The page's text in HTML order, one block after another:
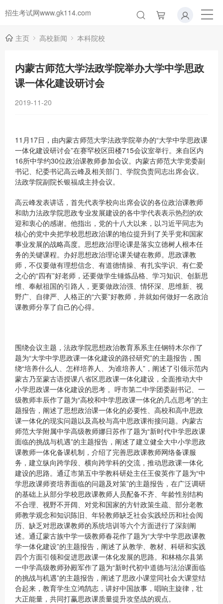
招生考试网www.gk114.com
主页 高校新闻 本科院校
内蒙古师范大学法政学院举办大学中学思政
课一体化建设研讨会
2019-11-20
11月17日，由内蒙古师范大学法政学院举办的“大学中学思政课
一体化建设研讨会”在赛罕校区田楼715会议室举行。来自区内
16所中学约30位政治课教师参加会议。内蒙古师范大学党委副
书记、纪委书记高云峰及相关部门、学院负责同志出席会议。
法政学院副院长银福成主持会议。
高云峰发表讲话，首先代表学校向出席会议的各位政治课教师
和助力法政学院思政专业发展建设的各中学代表表示热烈的欢
迎和衷心的感谢。他指出，党的十八大以来，以习近平同志为
核心的党中央把学校思想政治课的地位提升到了关乎党和国家
事业发展的战略高度。思想政治理论课是落实立德树人根本任
务的关键课程。办好思想政治理论课关键在教师。思政课教
师，不仅要做有理想信念、有道德情操、有扎实学识、有仁爱
之心的“四有”好老师，还要做学生锤炼品格、学习知识、创新思
维、奉献祖国的引路人，更要做政治强、情怀深、思维新、视
野广、自律严、人格正的“六要”好教师，并就如何做好一名政治
课教师分享了自己的心得。
围绕会议主题，法政学院思想政治教育系系主任钢特木尔作了
题为“大学中学思政课一体化建设的路径研究”的主题报告，围
绕“培养什么人、怎样培养人、为谁培养人”，阐述了引领示范内
蒙古乃至蒙古语授课八省区思政课一体化建设，全面推动大中
小学思政课一体化建设的思考 。呼市第二中学团委副书记、一
级教师丰辰作了题为“高校和中学思政课一体化的几点思考”的主
题报告，阐述了思想政治课一体化的必要性、高校和高中思政
课一体化的现实问题以及高校与高中思政课衔接问题。内蒙古
师范大学附属中学高级教师娜日苏作了题为“新时代中学思政课
面临的挑战与机遇”的主题报告，阐述了建立健全大中小学思政
课教师一体化备课机制，介绍了完善思政课教师网络备课服
务，建立纵向跨学段、横向跨学科的交流，推动思政课一体化
建设的思路。通辽市第五中学教科研处主任王俊英作了题为“中
学思政课师资培养面临的问题及对策”的主题报告，在广泛调研
的基础上从部分学校思政课教师人员配备不齐、年龄性别结构
不合理、视野不开阔、对党和国家的方针政策生疏、部分老教
师教学观念和知识陈旧、年轻教师缺乏社会实践经历和社会阅
历、缺乏对思政课教师的系统培训等六个方面进行了深刻阐
述。通辽蒙古族中学一级教师春花作了题为“大学中学思政课教
学一体化建设”的主题报告，阐述了从教学、教材、科研和实践
四个方面引领和促进思政课一体化发展的思路。和林格尔县第
一中学高级教师孙殿军作了题为“新时代初中道德与法治课面临
的挑战与机遇”的主题报告，阐述了思政小课堂同社会大课堂结
合起来，教育学生立鸿鹄志，讲好中国故事，唱响主旋律，壮
大正能量，共同打赢思政课质量提升攻坚战的观点。